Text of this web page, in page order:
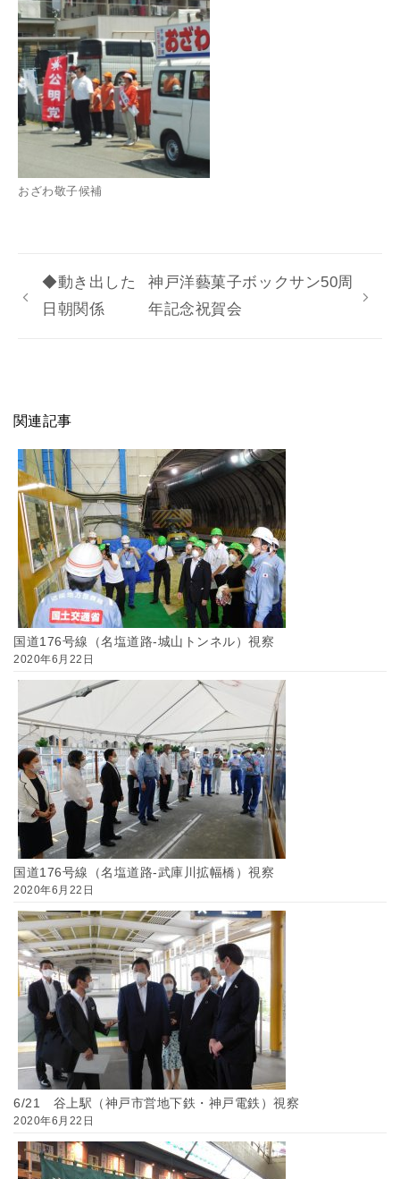
おざわ敬子候補
◆動き出した
日朝関係
神戸洋藝菓子ボックサン50周
年記念祝賀会
関連記事
国道176号線（名塩道路-城山トンネル）視察
2020年6月22日
国道176号線（名塩道路-武庫川拡幅橋）視察
2020年6月22日
6/21 谷上駅（神戸市営地下鉄・神戸電鉄）視察
2020年6月22日